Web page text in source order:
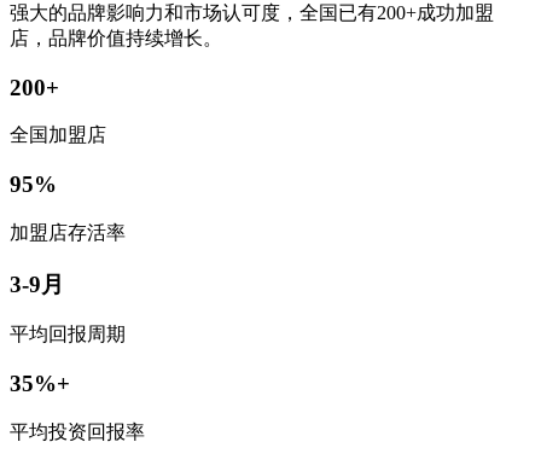
强大的品牌影响力和市场认可度，全国已有200+成功加盟
店，品牌价值持续增长。
200+
全国加盟店
95%
加盟店存活率
3-9月
平均回报周期
35%+
平均投资回报率